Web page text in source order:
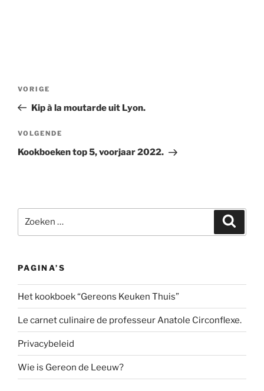
Vorig
bericht
VORIGE
Kip à la moutarde uit Lyon.
Volgend
bericht
VOLGENDE
Kookboeken top 5, voorjaar 2022.
naar:
PAGINA’S
Het kookboek “Gereons Keuken Thuis”
Le carnet culinaire de professeur Anatole Circonflexe.
Privacybeleid
Wie is Gereon de Leeuw?